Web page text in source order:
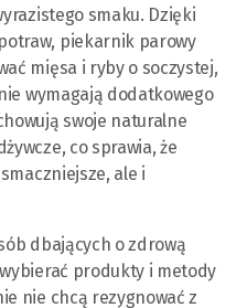
smaku. Dzięki
piekarnik parowy
mięsa i ryby o soczystej,
wymagają dodatkowego
swoje naturalne
co sprawia, że
ale i
dbających o zdrową
produkty i metody
nie chcą rezygnować z